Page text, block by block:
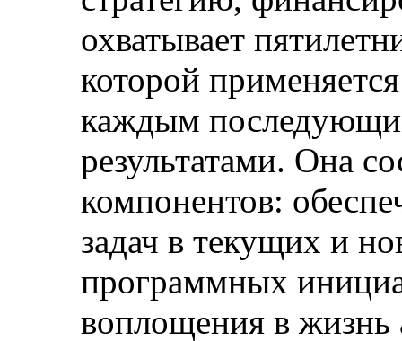
охватывает
которой
каждым
результатами. Она
компонентов:
задач в текущих и
программных
воплощения в жизнь